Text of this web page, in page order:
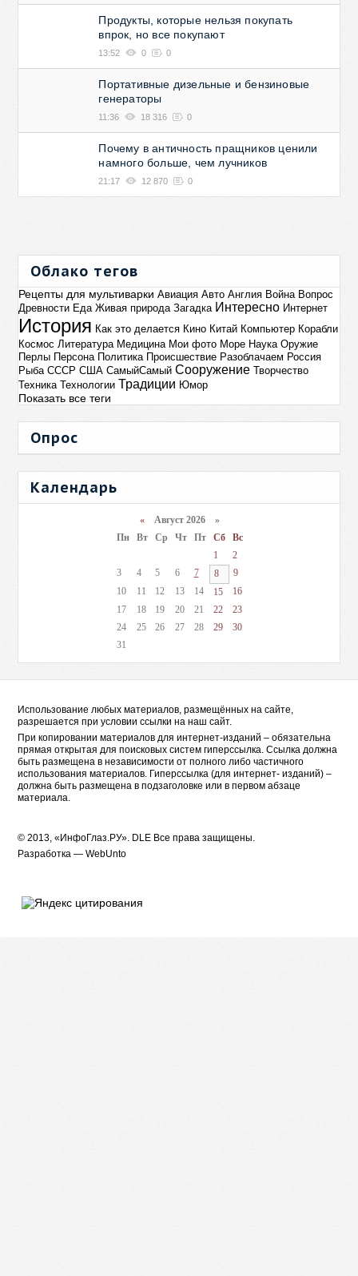
Продукты, которые нельзя покупать
впрок, но все покупают
13:52 0 0
Портативные дизельные и бензиновые
генераторы
11:36 18 316 0
Почему в античность пращников ценили
намного больше, чем лучников
21:17 12 870 0
Облако тегов
Рецепты для мультиварки Авиация Авто Англия Война Вопрос
Древности Еда Живая природа Загадка Интересно Интернет
История Как это делается Кино Китай Компьютер Корабли
Космос Литература Медицина Мои фото Море Наука Оружие
Перлы Персона Политика Происшествие Разоблачаем Россия
Рыба СССР США СамыйСамый Сооружение Творчество
Техника Технологии Традиции Юмор
Показать все теги
Опрос
Календарь
«Август 2026 »
Пн
Вт Ср Чт Пт Сб
Вс
1
2
3
4 5 6 7 8
9
10
11 12 13 14 15
16
17
18 19 20 21 22
23
24
25 26 27 28 29
30
31
Использование любых материалов, размещённых на сайте,
разрешается при условии ссылки на наш сайт.
При копировании материалов для интернет-изданий – обязательна
прямая открытая для поисковых систем гиперссылка. Ссылка должна
быть размещена в независимости от полного либо частичного
использования материалов. Гиперссылка (для интернет- изданий) –
должна быть размещена в подзаголовке или в первом абзаце
материала.
© 2013, «ИнфоГлаз.РУ». DLE Все права защищены.
Разработка —WebUnto